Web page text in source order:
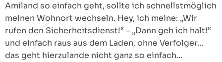
Amiland so einfach geht, sollte ich schnellstmöglich
meinen Wohnort wechseln. Hey, ich meine: „Wir
rufen den Sicherheitsdienst!“ – „Dann geh ich halt!“
und einfach raus aus dem Laden, ohne Verfolger…
das geht hierzulande nicht ganz so einfach…